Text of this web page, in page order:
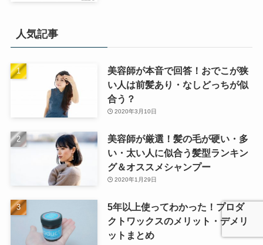
人気記事
美容師が本音で回答！おでこが狭
い人は前髪あり・なしどっちが似
合う？
2020年3月10日
美容師が厳選！髪の毛が硬い・多
い・太い人に似合う髪型ランキン
グ＆オススメシャンプー
2020年1月29日
5年以上使ってわかった！プロダ
クトワックスのメリット・デメリ
ットまとめ